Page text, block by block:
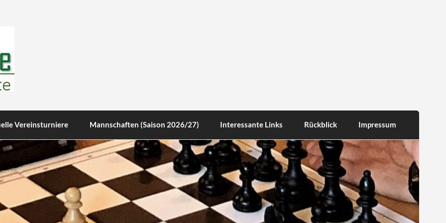
Vereinsturniere Mannschaften (Saison 2026/27) Interessante Links Rückblick Impressum